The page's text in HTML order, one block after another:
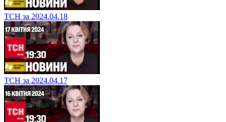
ТСН за 2024.04.18
ТСН за 2024.04.17